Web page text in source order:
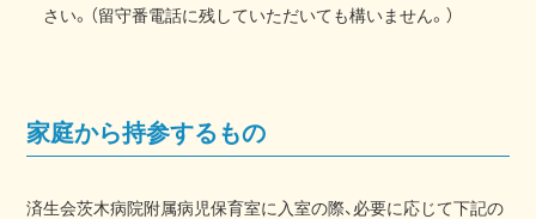
さい。（留守番電話に残していただいても構いません。）
家庭から持参するもの
済生会茨木病院附属病児保育室に入室の際、必要に応じて下記の